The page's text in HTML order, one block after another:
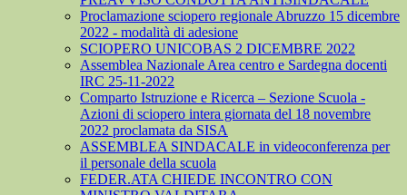
Proclamazione sciopero regionale Abruzzo 15 dicembre
2022 - modalità di adesione
SCIOPERO UNICOBAS 2 DICEMBRE 2022
Assemblea Nazionale Area centro e Sardegna docenti
IRC 25-11-2022
Comparto Istruzione e Ricerca – Sezione Scuola -
Azioni di sciopero intera giornata del 18 novembre
2022 proclamata da SISA
ASSEMBLEA SINDACALE in videoconferenza per
il personale della scuola
FEDER.ATA CHIEDE INCONTRO CON